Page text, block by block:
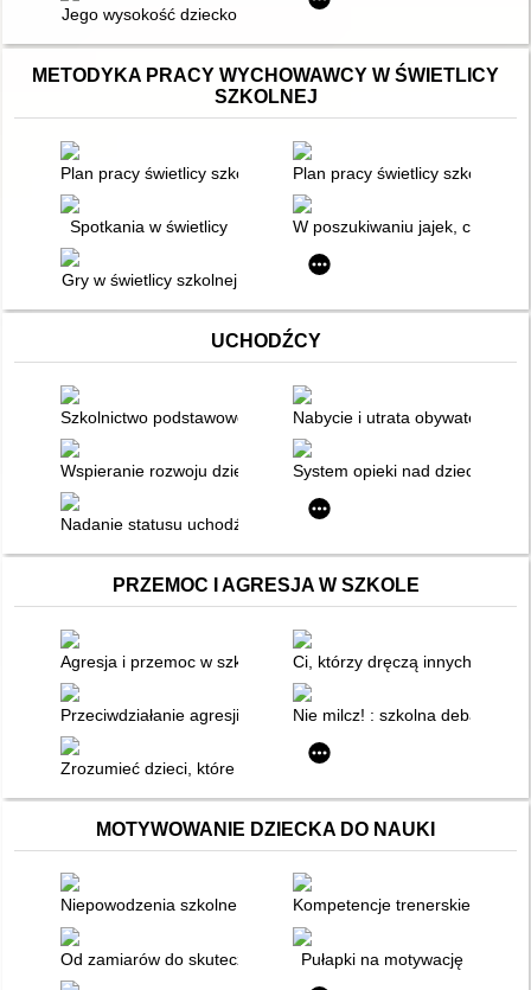
Jego wysokość dziecko
METODYKA PRACY WYCHOWAWCY W ŚWIETLICY
SZKOLNEJ
Plan pracy świetlicy szkolnej Plan pracy świetlicy szkolnej
Spotkania w świetlicy W poszukiwaniu jajek, czyli
Gry w świetlicy szkolnej
UCHODŹCY
Szkolnictwo podstawowe na UkrainieNabycie i utrata obywatelstwa
Wspieranie rozwoju dziecka na UkrainieSystem opieki nad dzieckiem
Nadanie statusu uchodźcy małoletniemu bez opieki
PRZEMOC I AGRESJA W SZKOLE
Agresja i przemoc w szkole czyli co powinniśmy wiedzieć, by
Ci, którzy dręczą innych
Przeciwdziałanie agresji i przemocy : porozumienie w szkole
Nie milcz! : szkolna debata
Zrozumieć dzieci, które krzywdzą innych
MOTYWOWANIE DZIECKA DO NAUKI
Niepowodzenia szkolne przyczyną niskiej motywacji do nauki
Kompetencje trenerskie w
Od zamiarów do skutecznego działaniaPułapki na motywację